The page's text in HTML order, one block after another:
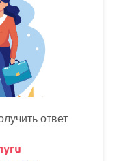
ответ